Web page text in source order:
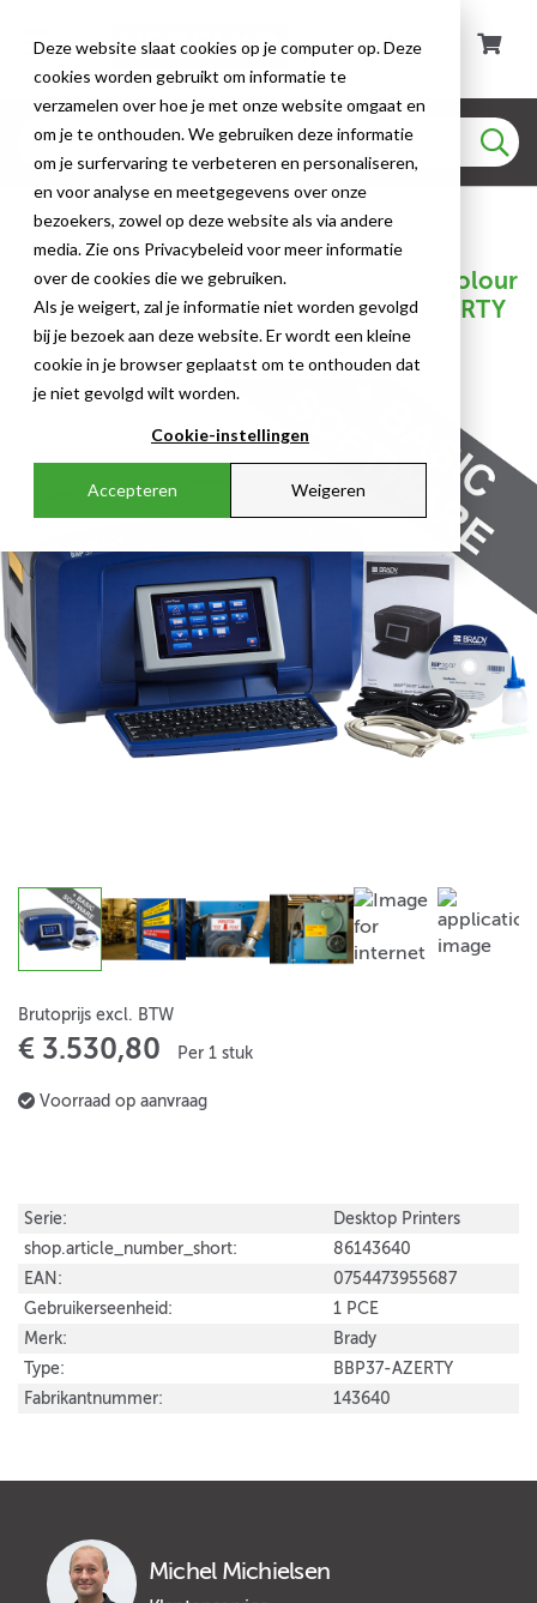
Deze website slaat cookies op je computer op. Deze
cookies worden gebruikt om informatie te
verzamelen over hoe je met onze website omgaat en
om je te onthouden. We gebruiken deze informatie
om je surfervaring te verbeteren en personaliseren,
en voor analyse en meetgegevens over onze
bezoekers, zowel op deze website als via andere
media. Zie ons Privacybeleid voor meer informatie
over de cookies die we gebruiken.
Als je weigert, zal je informatie niet worden gevolgd
bij je bezoek aan deze website. Er wordt een kleine
cookie in je browser geplaatst om te onthouden dat
je niet gevolgd wilt worden.
Cookie-instellingen
Accepteren Weigeren
Desktop Printers
Brady - Desktop printer - BBP37 Multicolour
& Cut Pictogram- en labelprinter – AZERTY
- BBP37-AZERTY - 143640 - 86143640
Serie:
Desktop Printers
shop.article_number_short:
86143640
EAN:
0754473955687
Gebruikerseenheid:
1 PCE
Merk:
Brady
Type:
BBP37-AZERTY
Fabrikantnummer:
143640
Brutoprijs excl. BTW
€ 3.530,80 Per 1 stuk
Voorraad op aanvraag
Michel Michielsen